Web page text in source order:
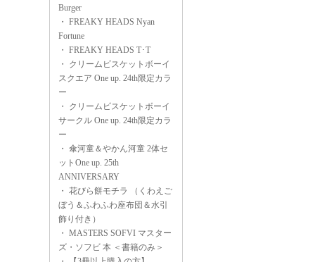
Burger
・ FREAKY HEADS Nyan
Fortune
・ FREAKY HEADS T･T
・ クリームビスケットボーイ
スクエア One up. 24th限定カラ
ー
・ クリームビスケットボーイ
サークル One up. 24th限定カラ
ー
・ 傘河童＆やかん河童 2体セ
ットOne up. 25th
ANNIVERSARY
・ 花びら餅モチラ （くわえご
ぼう＆ふわふわ座布団＆水引
飾り付き）
・ MASTERS SOFVI マスター
ズ・ソフビ 本 ＜書籍のみ＞